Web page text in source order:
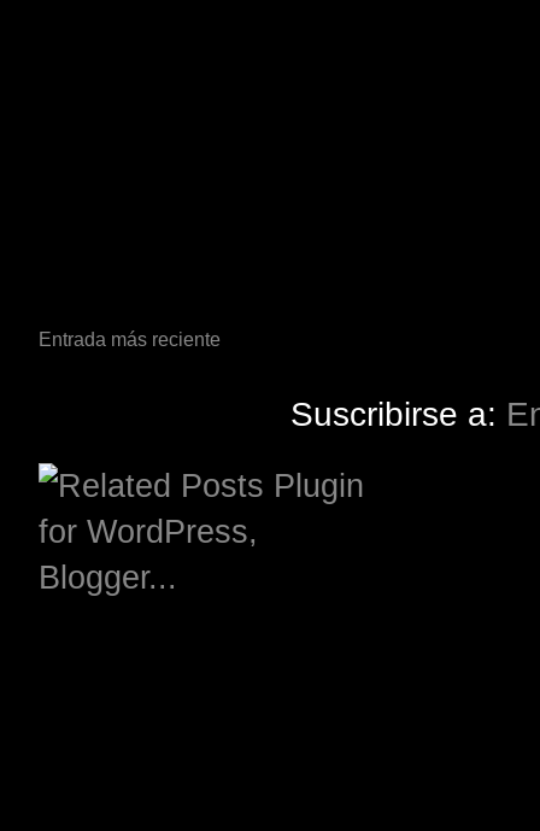
Entrada más reciente
Suscribirse a: